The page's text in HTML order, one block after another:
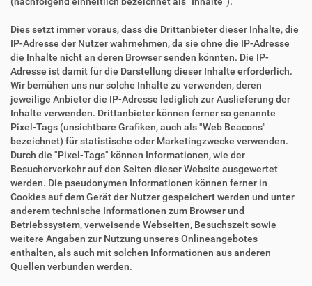
Dies setzt immer voraus, dass die Drittanbieter dieser Inhalte, die
IP-Adresse der Nutzer wahrnehmen, da sie ohne die IP-Adresse
die Inhalte nicht an deren Browser senden könnten. Die IP-
Adresse ist damit für die Darstellung dieser Inhalte erforderlich.
Wir bemühen uns nur solche Inhalte zu verwenden, deren
jeweilige Anbieter die IP-Adresse lediglich zur Auslieferung der
Inhalte verwenden. Drittanbieter können ferner so genannte
Pixel-Tags (unsichtbare Grafiken, auch als "Web Beacons"
bezeichnet) für statistische oder Marketingzwecke verwenden.
Durch die "Pixel-Tags" können Informationen, wie der
Besucherverkehr auf den Seiten dieser Website ausgewertet
werden. Die pseudonymen Informationen können ferner in
Cookies auf dem Gerät der Nutzer gespeichert werden und unter
anderem technische Informationen zum Browser und
Betriebssystem, verweisende Webseiten, Besuchszeit sowie
weitere Angaben zur Nutzung unseres Onlineangebotes
enthalten, als auch mit solchen Informationen aus anderen
Quellen verbunden werden.